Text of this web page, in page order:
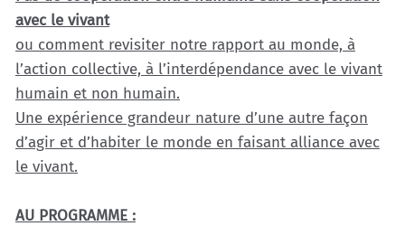
avec le vivant
ou comment revisiter notre rapport au monde, à
l’action collective, à l’interdépendance avec le vivant
humain et non humain.
Une expérience grandeur nature d’une autre façon
d’agir et d’habiter le monde en faisant alliance avec
le vivant.
AU PROGRAMME :